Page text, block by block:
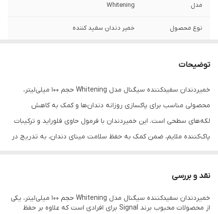
مدل Whitening
نوع محصول خمیر دندان سفید کننده
لکه‌های سطحی
ترکیبات مؤثر فلوراید و ترکیبات سفید کننده ملایم
توضیحات
خمیردندان سفیدکننده سیگنال مدل Whitening حجم 100 میلی‌لیتر،
محصولی مناسب برای پاکسازی روزانه دندان‌ها و کمک به کاهش
لکه‌های سطحی است. این خمیردندان با فرمول حاوی فلوراید و ترکیبات
پاک‌کننده ملایم، ضمن کمک به حفظ سلامت مینای دندان، به تدریج در
روزانه فراهم می‌کند. این محصول پس از بررسی مشخصات و اصالت کالا
توسط تیم فروشگاه منور CFZ برای عرضه انتخاب شده است.
نقد و بررسی
خمیردندان سفیدکننده سیگنال مدل Whitening حجم 100 میلی‌لیتر، یکی
از محصولات محبوب برند Signal برای افرادی است که علاوه بر حفظ